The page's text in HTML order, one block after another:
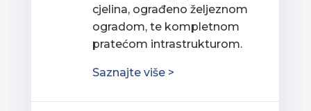
cjelina, ograđeno željeznom
ogradom, te kompletnom
pratećom intrastrukturom.
Saznajte više >